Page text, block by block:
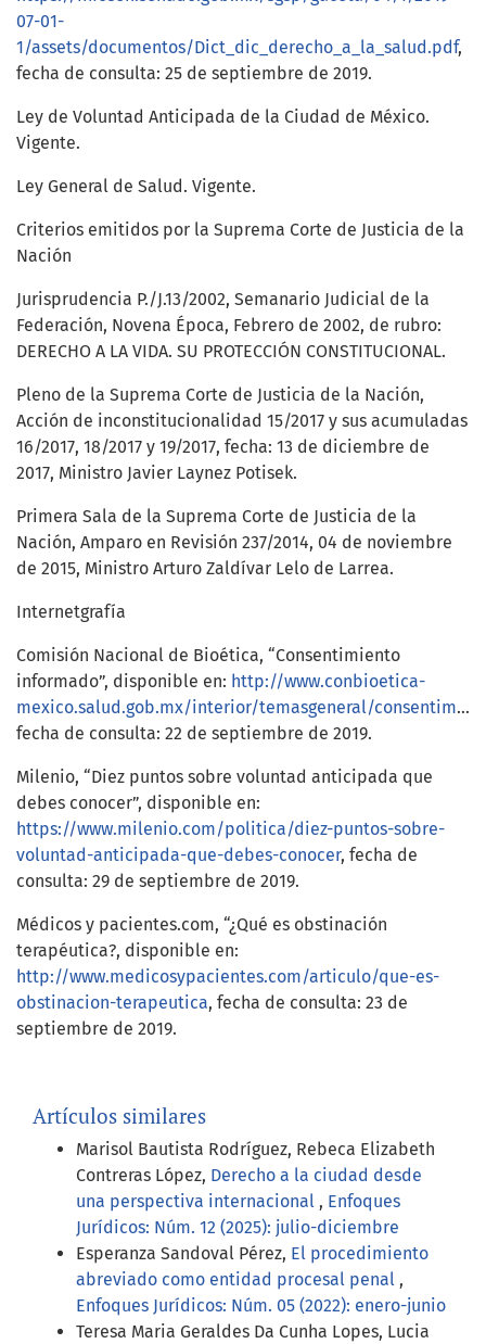
07-01-
1/assets/documentos/Dict_dic_derecho_a_la_salud.pdf,
fecha de consulta: 25 de septiembre de 2019.
Ley de Voluntad Anticipada de la Ciudad de México.
Vigente.
Ley General de Salud. Vigente.
Criterios emitidos por la Suprema Corte de Justicia de la
Nación
Jurisprudencia P./J.13/2002, Semanario Judicial de la
Federación, Novena Época, Febrero de 2002, de rubro:
DERECHO A LA VIDA. SU PROTECCIÓN CONSTITUCIONAL.
Pleno de la Suprema Corte de Justicia de la Nación,
Acción de inconstitucionalidad 15/2017 y sus acumuladas
16/2017, 18/2017 y 19/2017, fecha: 13 de diciembre de
2017, Ministro Javier Laynez Potisek.
Primera Sala de la Suprema Corte de Justicia de la
Nación, Amparo en Revisión 237/2014, 04 de noviembre
de 2015, Ministro Arturo Zaldívar Lelo de Larrea.
Internetgrafía
Comisión Nacional de Bioética, “Consentimiento
informado”, disponible en: http://www.conbioetica-
mexico.salud.gob.mx/interior/temasgeneral/consentimiento_informado.html
fecha de consulta: 22 de septiembre de 2019.
Milenio, “Diez puntos sobre voluntad anticipada que
debes conocer”, disponible en:
https://www.milenio.com/politica/diez-puntos-sobre-
voluntad-anticipada-que-debes-conocer, fecha de
consulta: 29 de septiembre de 2019.
Médicos y pacientes.com, “¿Qué es obstinación
terapéutica?, disponible en:
http://www.medicosypacientes.com/articulo/que-es-
obstinacion-terapeutica, fecha de consulta: 23 de
septiembre de 2019.
Artículos similares
Marisol Bautista Rodríguez, Rebeca Elizabeth
Contreras López, Derecho a la ciudad desde
una perspectiva internacional , Enfoques
Jurídicos: Núm. 12 (2025): julio-diciembre
Esperanza Sandoval Pérez, El procedimiento
abreviado como entidad procesal penal ,
Enfoques Jurídicos: Núm. 05 (2022): enero-junio
Teresa Maria Geraldes Da Cunha Lopes, Lucia